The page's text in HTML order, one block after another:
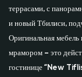
террасами, с
и новый Тбилиси,
Оригинальная мебель
мрамором – это
гостинице “New